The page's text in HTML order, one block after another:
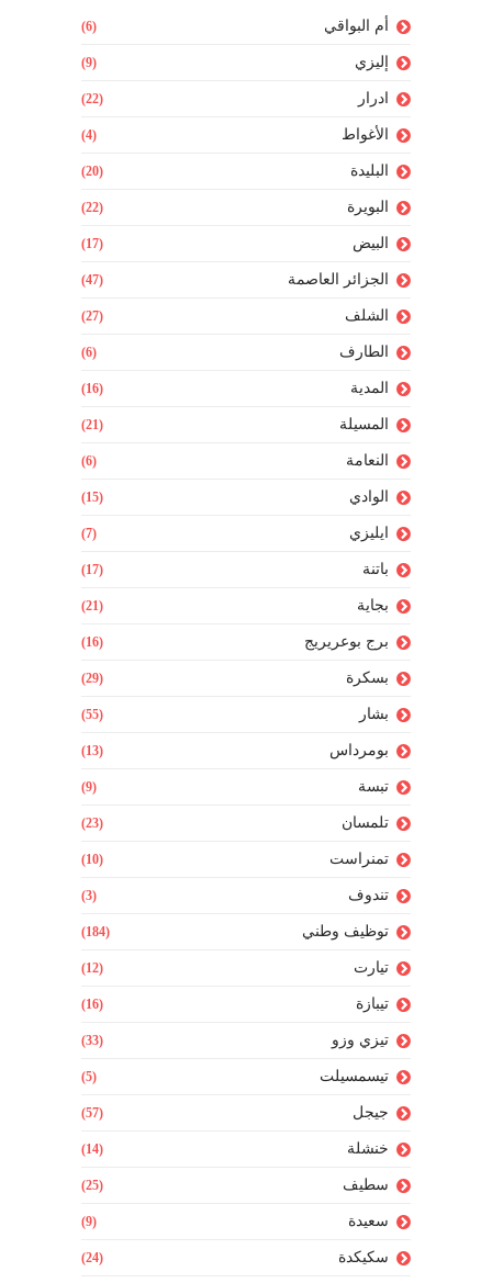
أم البواقي (6)
إليزي (9)
ادرار (22)
الأغواط (4)
البليدة (20)
البويرة (22)
البيض (17)
الجزائر العاصمة (47)
الشلف (27)
الطارف (6)
المدية (16)
المسيلة (21)
النعامة (6)
الوادي (15)
ايليزي (7)
باتنة (17)
بجاية (21)
برج بوعريريج (16)
بسكرة (29)
بشار (55)
بومرداس (13)
تبسة (9)
تلمسان (23)
تمنراست (10)
تندوف (3)
توظيف وطني (184)
تيارت (12)
تيبازة (16)
تيزي وزو (33)
تيسمسيلت (5)
جيجل (57)
خنشلة (14)
سطيف (25)
سعيدة (9)
سكيكدة (24)